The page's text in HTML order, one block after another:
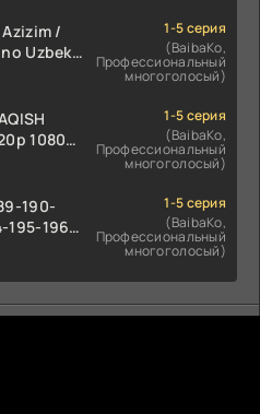
/
Uzbek
1-5 серия
(BaibaKo,
Профессиональный
многоголосый)
1080p
1-5 серия
(BaibaKo,
Профессиональный
многоголосый)
190-
195-196-
1-5 серия
(BaibaKo,
Профессиональный
многоголосый)